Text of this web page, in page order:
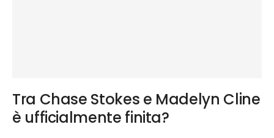
Tra Chase Stokes e Madelyn Cline
è ufficialmente finita?